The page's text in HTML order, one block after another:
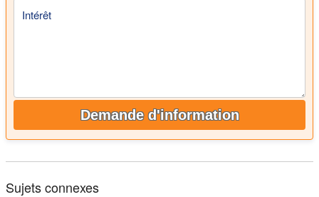
Intérêt
Demande d'information
Sujets connexes